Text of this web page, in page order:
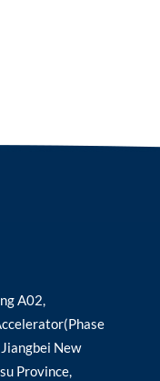
A02,
New
Province,